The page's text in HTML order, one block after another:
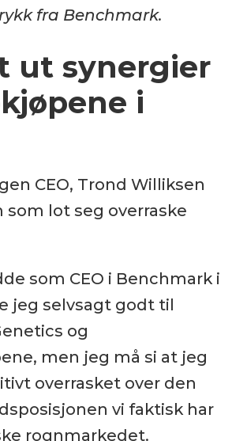
fra Benchmark.
ut synergier
i
CEO, Trond Williksen
som lot seg overraske
som CEO i Benchmark i
jeg selvsagt godt til
og
men jeg må si at jeg
overrasket over den
vi faktisk har
rognmarkedet.